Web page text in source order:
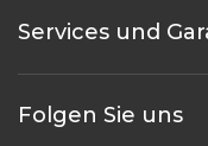
Services und
Folgen Sie uns